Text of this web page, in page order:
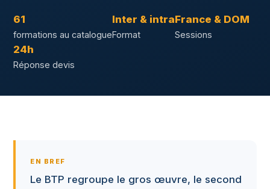
61
formations au catalogue
Inter & intra
Format
France & DOM
Sessions
24h
Réponse devis
EN BREF
Le BTP regroupe le gros œuvre, le second